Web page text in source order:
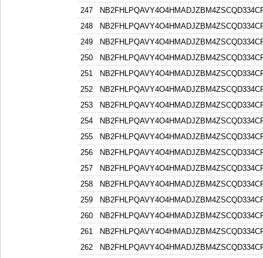
247
248
249
250
251
252
253
254
255
256
257
258
259
260
261
262